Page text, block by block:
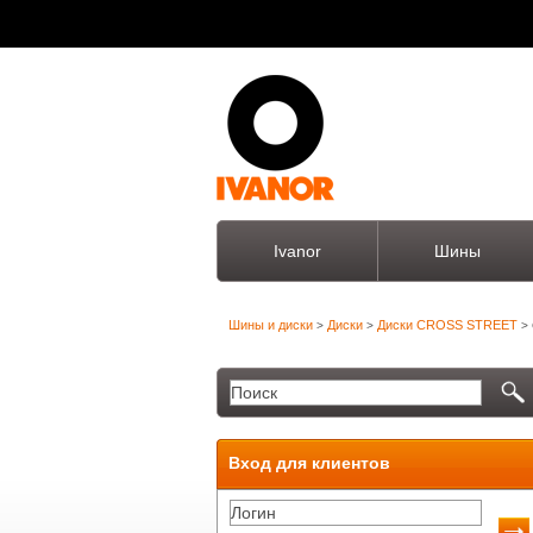
Ivanor Шины
Шины и диски > Диски > Диски CROSS STREET >
Вход для клиентов